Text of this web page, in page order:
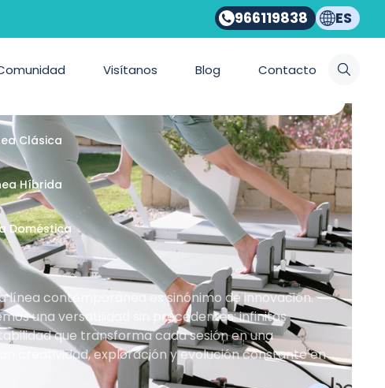
966119838 ES
Visítanos Blog Contacto
Clásica
Híbrida
Doméstica
línea contemporánea es sinónimo de innovación.
una versatilidad sin precedentes: infinitas
que transforma cada sesión en una
creatividad, exploración y evolución constante en